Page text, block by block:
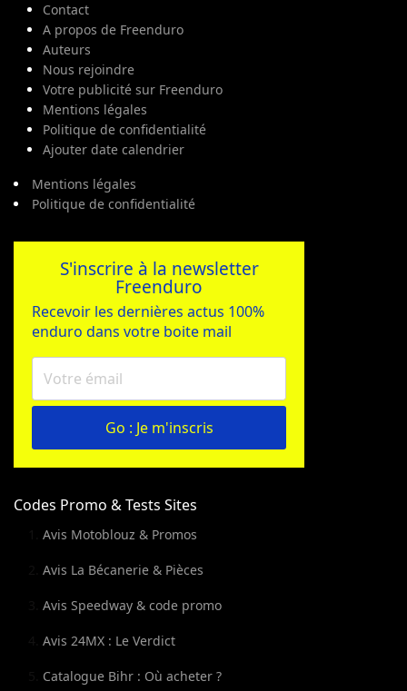
Contact
A propos de Freenduro
Auteurs
Nous rejoindre
Votre publicité sur Freenduro
Mentions légales
Politique de confidentialité
Ajouter date calendrier
Mentions légales
Politique de confidentialité
S'inscrire à la newsletter
Freenduro
Recevoir les dernières actus 100%
enduro dans votre boite mail
Go : Je m'inscris
Codes Promo & Tests Sites
Avis Motoblouz & Promos
Avis La Bécanerie & Pièces
Avis Speedway & code promo
Avis 24MX : Le Verdict
Catalogue Bihr : Où acheter ?